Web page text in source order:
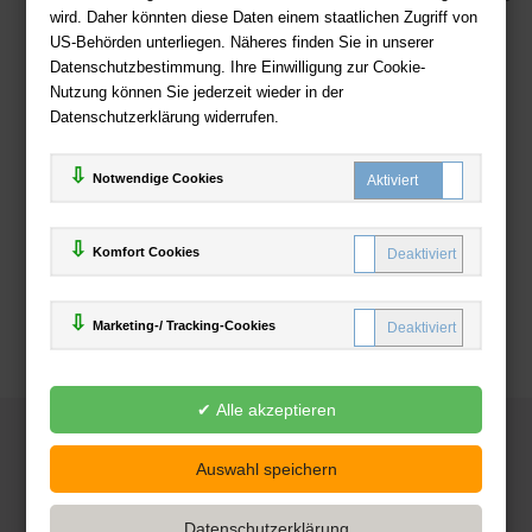
wird. Daher könnten diese Daten einem staatlichen Zugriff von
US-Behörden unterliegen. Näheres finden Sie in unserer
Datenschutzbestimmung. Ihre Einwilligung zur Cookie-
Nutzung können Sie jederzeit wieder in der
Datenschutzerklärung widerrufen.
Notwendige Cookies
Komfort Cookies
Marketing-/ Tracking-Cookies
Zahlweisen
Deutsche-Buchhandlung.de
www.deutsche-buchhandlung.de ist ein Angebot der
Handelsgesellschaft mbH
Powered by Inooga